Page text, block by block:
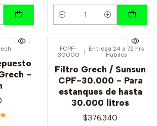
Cantidad
-
Agotado
FCPF-
30000 | Entrega 24 a 72 hrs
Habiles
Filtro Grech / Sunsun
CPF-30.000 - Para
estanques de hasta
30.000 litros
$376.340